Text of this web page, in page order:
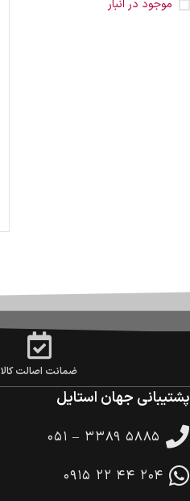
موجود در انبار
ضمانت اصالت کالا
پشتیبانی جهان استایل
۰۵۱ – ۳۳۸۹ ۵۸۸۵
۰۹۱۵ ۲۲ ۴۴ ۲۰۴